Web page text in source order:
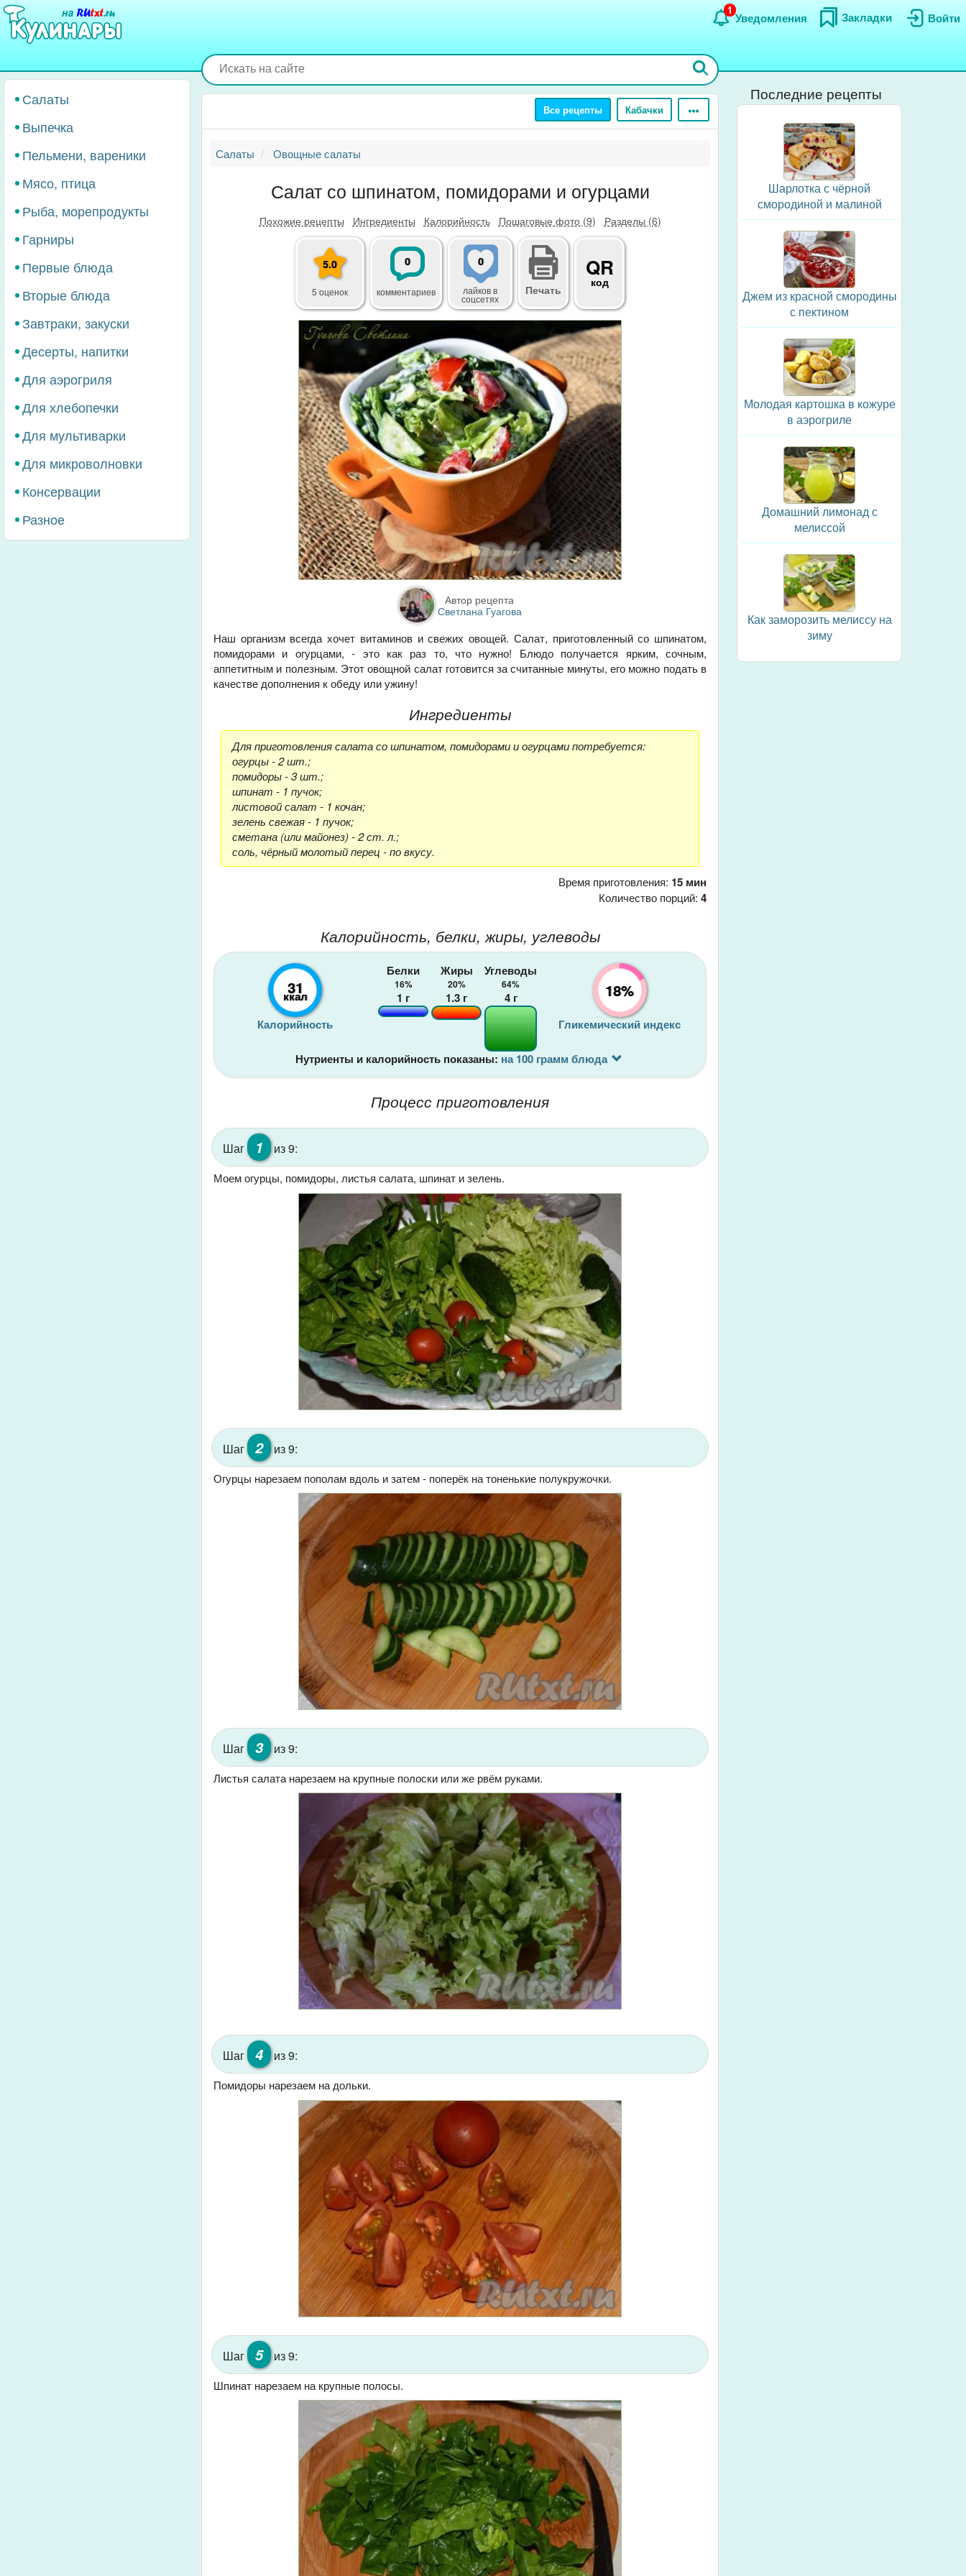
Перейти
основному
Войти
Закладки
Уведомления
1
Салаты
Выпечка
Пельмени, вареники
Мясо, птица
Рыба, морепродукты
Гарниры
Первые блюда
Вторые блюда
Завтраки, закуски
Десерты, напитки
Для аэрогриля
Для хлебопечки
Для мультиварки
Для микроволновки
Консервации
Разное
Все рецепты Кабачки
Салаты Овощные салаты
Салат со шпинатом, помидорами и огурцами
Похожие рецепты Ингредиенты Калорийность Пошаговые фото (9) Разделы (6)
5.0
5 оценок
0
комментариев
0
лайковв
соцсетях
Печать
QR
код
Автор рецепта
Светлана Гуагова
Наш организм всегда хочет витаминов и свежих овощей. Салат, приготовленный со шпинатом,
помидорами и огурцами, - это как раз то, что нужно! Блюдо получается ярким, сочным,
аппетитным и полезным. Этот овощной салат готовится за считанные минуты, его можно подать в
качестве дополнения к обеду или ужину!
Ингредиенты
Для приготовления салата со шпинатом, помидорами и огурцами потребуется:
огурцы - 2 шт.;
помидоры - 3 шт.;
шпинат - 1 пучок;
листовой салат - 1 кочан;
зелень свежая - 1 пучок;
сметана (или майонез) - 2 ст. л.;
соль, чёрный молотый перец - по вкусу.
Время приготовления: 15 мин
Количество порций: 4
Калорийность, белки, жиры, углеводы
31
ккал
Калорийность
Белки
16%
1 г
Жиры
20%
1.3 г
Углеводы
64%
4г 18%
Гликемический индекс
Нутриенты и калорийность показаны: на 100 грамм блюда
Процесс приготовления
Шаг 1 из 9:
Моем огурцы, помидоры, листья салата, шпинат и зелень.
Шаг 2 из 9:
Огурцы нарезаем пополам вдоль и затем - поперёк на тоненькие полукружочки.
Шаг 3 из 9:
Листья салата нарезаем на крупные полоски или же рвём руками.
Шаг 4 из 9:
Помидоры нарезаем на дольки.
Шаг 5 из 9:
Шпинат нарезаем на крупные полосы.
Последние рецепты
Шарлотка с чёрной
смородиной и малиной
Джем из красной смородины
с пектином
Молодая картошка в кожуре
в аэрогриле
Домашний лимонад с
мелиссой
Как заморозить мелиссу на
зиму